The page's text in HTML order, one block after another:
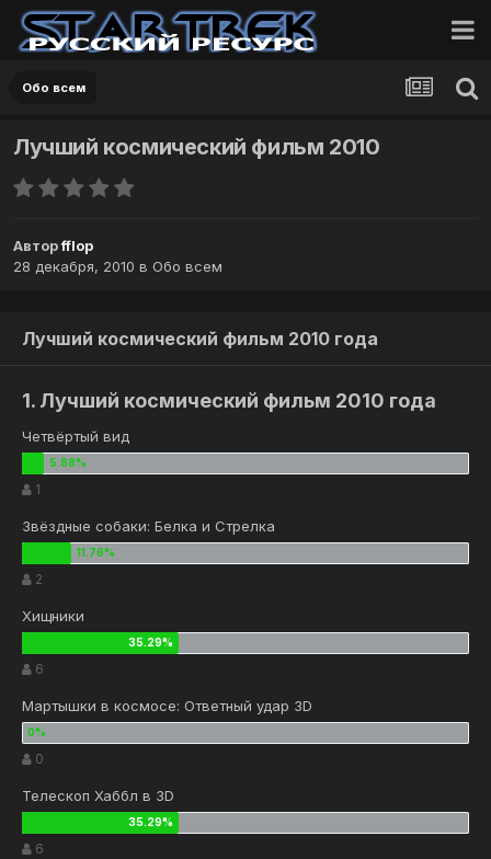
Обо всем
Лучший космический фильм 2010
Авторfflop
28 декабря, 2010 в Обо всем
Лучший космический фильм 2010 года
1. Лучший космический фильм 2010 года
Четвёртый вид
1
Звёздные собаки: Белка и Стрелка
2
Хищники
6
Мартышки в космосе: Ответный удар 3D
0
Телескоп Хаббл в 3D
6